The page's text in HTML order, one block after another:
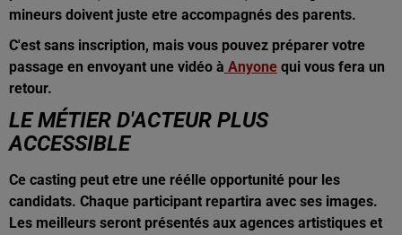
mineurs doivent juste etre accompagnés des parents.
C'est sans inscription, mais vous pouvez préparer votre
passage en envoyant une vidéo à Anyone qui vous fera un
retour.
LE MÉTIER D'ACTEUR PLUS
ACCESSIBLE
Ce casting peut etre une réélle opportunité pour les
candidats. Chaque participant repartira avec ses images.
Les meilleurs seront présentés aux agences artistiques et